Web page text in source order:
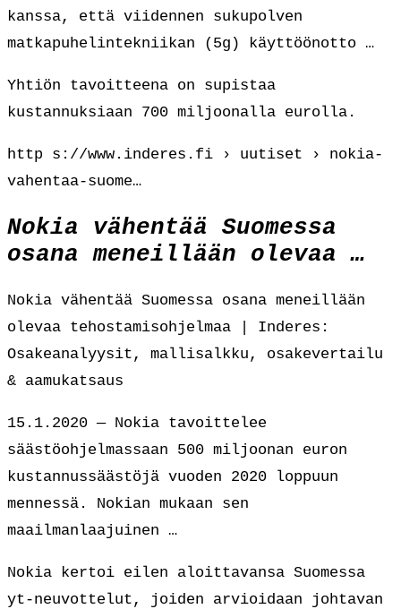
kanssa, että viidennen sukupolven
matkapuhelintekniikan (5g) käyttöönotto …
Yhtiön tavoitteena on supistaa
kustannuksiaan 700 miljoonalla eurolla.
http s://www.inderes.fi › uutiset › nokia-
vahentaa-suome…
Nokia vähentää Suomessa
osana meneillään olevaa …
Nokia vähentää Suomessa osana meneillään
olevaa tehostamisohjelmaa | Inderes:
Osakeanalyysit, mallisalkku, osakevertailu
& aamukatsaus
15.1.2020 — Nokia tavoittelee
säästöohjelmassaan 500 miljoonan euron
kustannussäästöjä vuoden 2020 loppuun
mennessä. Nokian mukaan sen
maailmanlaajuinen …
Nokia kertoi eilen aloittavansa Suomessa
yt-neuvottelut, joiden arvioidaan johtavan